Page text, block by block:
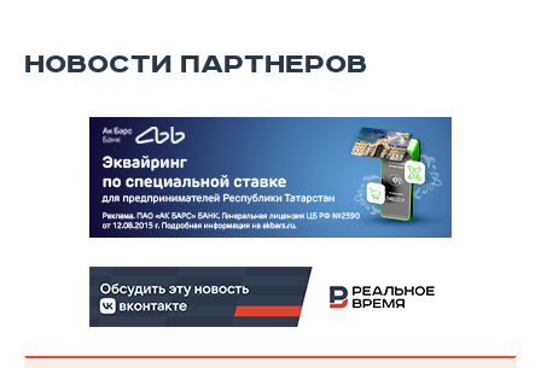
НОВОСТИ ПАРТНЕРОВ